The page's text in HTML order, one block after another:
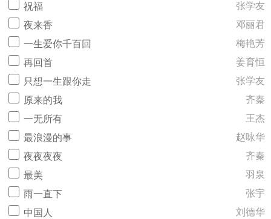
祝福
张学友
夜来香
邓丽君
一生爱你千百回
梅艳芳
再回首
姜育恒
只想一生跟你走
张学友
原来的我
齐秦
一无所有
王杰
最浪漫的事
赵咏华
夜夜夜夜
齐秦
最美
羽泉
雨一直下
张宇
中国人
刘德华